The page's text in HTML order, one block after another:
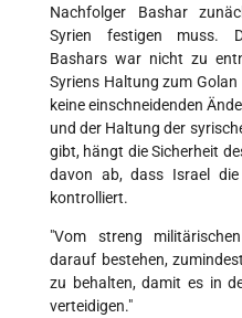
Nachfolger Bashar
Syrien festigen muss.
Bashars war nicht zu
Syriens Haltung zum
keine einschneidenden
und der Haltung der
gibt, hängt die Sicherheit
davon ab, dass Israel
kontrolliert.
"Vom streng
darauf bestehen,
zu behalten, damit es in
verteidigen."